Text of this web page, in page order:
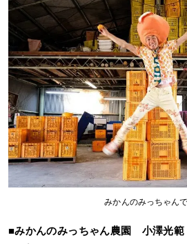
みかんのみっちゃんで
■みかんのみっちゃん農園 小澤光範